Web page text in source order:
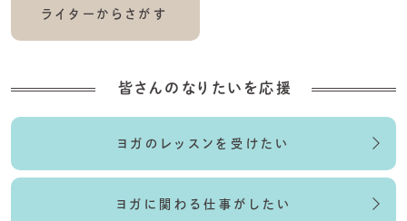
ライターからさがす
皆さんのなりたいを応援
ヨガのレッスンを受けたい
ヨガに関わる仕事がしたい